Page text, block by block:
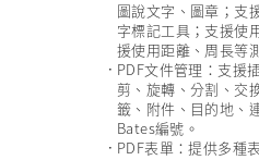
圖說文字、圖章；支
字標記工具；支援使
援使用距離、周長等
• PDF文件管理：支援
剪、旋轉、分割、交
籤、附件、目的地、
Bates編號。
• PDF表單：提供多種